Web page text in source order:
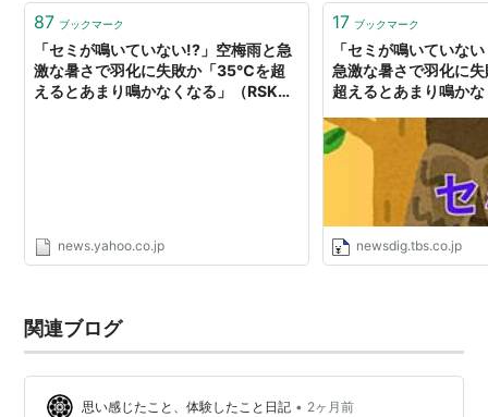
87 ブックマーク
「セミが鳴いていない!?」空梅雨と急
激な暑さで羽化に失敗か「35℃を超
えるとあまり鳴かなくなる」（RSK山
news.yahoo.co.jp
17 ブックマーク
「セミが鳴いていな
急激な暑さで羽化に
超えるとあまり鳴か
newsdig.tbs.co.jp
関連ブログ
思い感じたこと、体験したこと日記 • 2ヶ月前